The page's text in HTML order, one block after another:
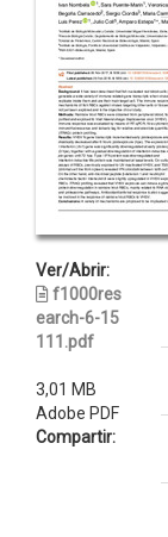
Ver/Abrir:
f1000res
earch-6-15
111.pdf
3,01 MB
Adobe PDF
Compartir: